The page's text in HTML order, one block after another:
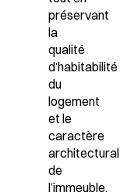
préservant
la
qualité
d’habitabilité
du
logement
et le
caractère
architectural
de
l’immeuble.